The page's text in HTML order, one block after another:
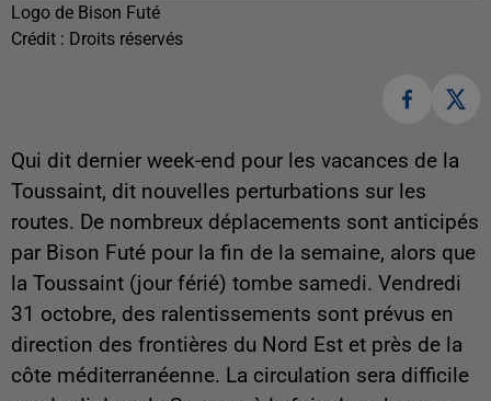
Logo de Bison Futé
Crédit : Droits réservés
Qui dit dernier week-end pour les vacances de la
Toussaint, dit nouvelles perturbations sur les
routes. De nombreux déplacements sont anticipés
par Bison Futé pour la fin de la semaine, alors que
la Toussaint (jour férié) tombe samedi. Vendredi
31 octobre, des ralentissements sont prévus en
direction des frontières du Nord Est et près de la
côte méditerranéenne. La circulation sera difficile